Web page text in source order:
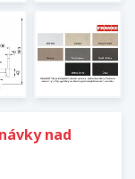
nad